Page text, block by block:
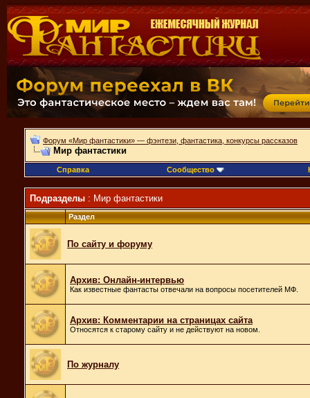
Форум «Мир фантастики» — фэнтези, фантастика, конкурсы рассказов
Мир фантастики
Справка Сообщество
Подразделы : Мир фантастики
Раздел
По сайту и форуму
Архив: Онлайн-интервью
Как известные фантасты отвечали на вопросы посетителей МФ.
Архив: Комментарии на страницах сайта
Относятся к старому сайту и не действуют на новом.
По журналу